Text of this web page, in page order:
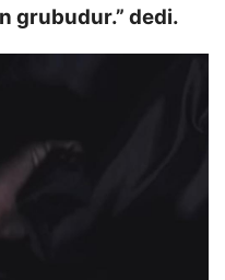
grubudur.” dedi.